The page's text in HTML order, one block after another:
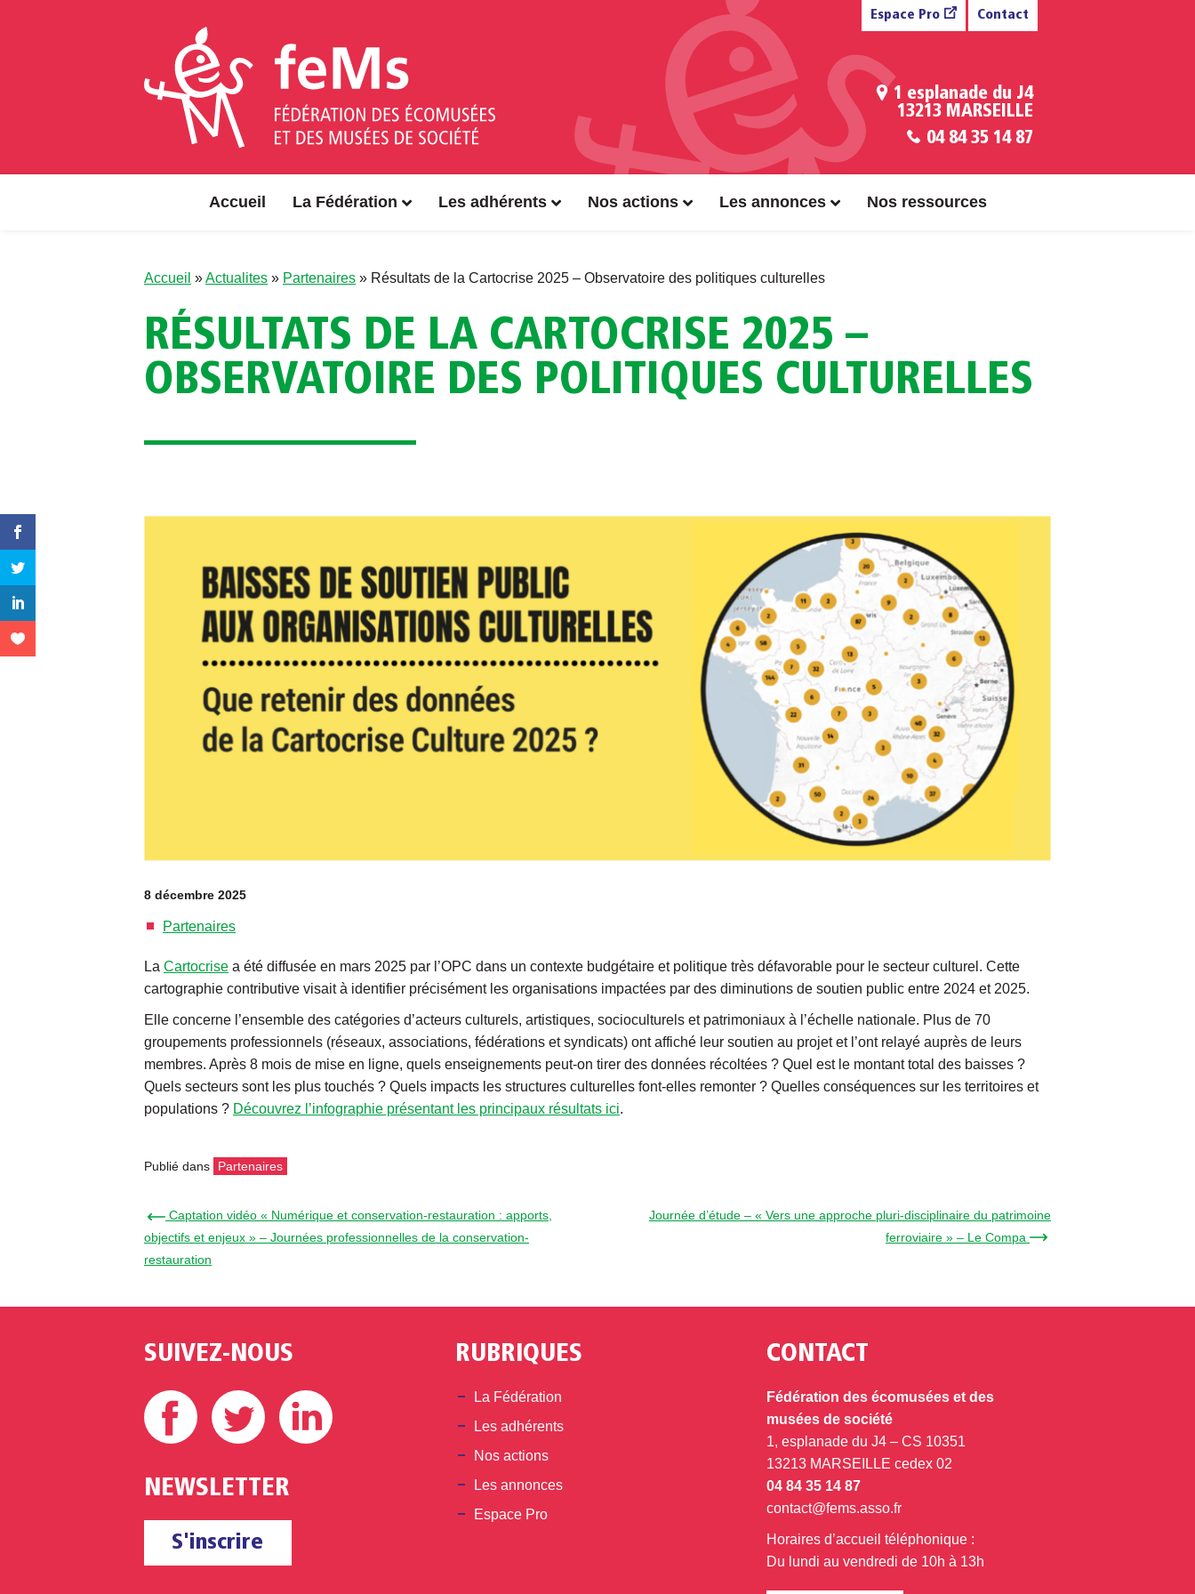
Espace Pro Contact
1 esplanade du J4
13213 MARSEILLE
04 84 35 14 87
Accueil La Fédération Les adhérents Nos actions Les annonces Nos ressources
Accueil »Actualites » Partenaires » Résultats de la Cartocrise 2025 – Observatoire des politiques culturelles
RÉSULTATS DE LA CARTOCRISE 2025 –
OBSERVATOIRE DES POLITIQUES CULTURELLES
8 décembre 2025
Partenaires
La Cartocrise a été diffusée en mars 2025 par l’OPC dans un contexte budgétaire et politique très défavorable pour le secteur culturel. Cette
cartographie contributive visait à identifier précisément les organisations impactées par des diminutions de soutien public entre 2024 et 2025.
Elle concerne l’ensemble des catégories d’acteurs culturels, artistiques, socioculturels et patrimoniaux à l’échelle nationale. Plus de 70
groupements professionnels (réseaux, associations, fédérations et syndicats) ont affiché leur soutien au projet et l’ont relayé auprès de leurs
membres. Après 8 mois de mise en ligne, quels enseignements peut-on tirer des données récoltées ? Quel est le montant total des baisses ?
Quels secteurs sont les plus touchés ? Quels impacts les structures culturelles font-elles remonter ? Quelles conséquences sur les territoires et
populations ? Découvrez l’infographie présentant les principaux résultats ici.
Publié dans Partenaires
← Captation vidéo « Numérique et conservation-restauration : apports,
objectifs et enjeux » – Journées professionnelles de la conservation-
restauration
Journée d’étude – « Vers une approche pluri-disciplinaire du patrimoine
ferroviaire » – Le Compa →
SUIVEZ-NOUS
Facebook Twitter
NEWSLETTER
S'inscrire
RUBRIQUES
La Fédération
Les adhérents
Nos actions
Les annonces
Espace Pro
CONTACT
Fédération des écomusées et des
musées de société
1, esplanade du J4 – CS 10351
13213 MARSEILLE cedex 02
04 84 35 14 87
contact@fems.asso.fr
Horaires d’accueil téléphonique :
Du lundi au vendredi de 10h à 13h